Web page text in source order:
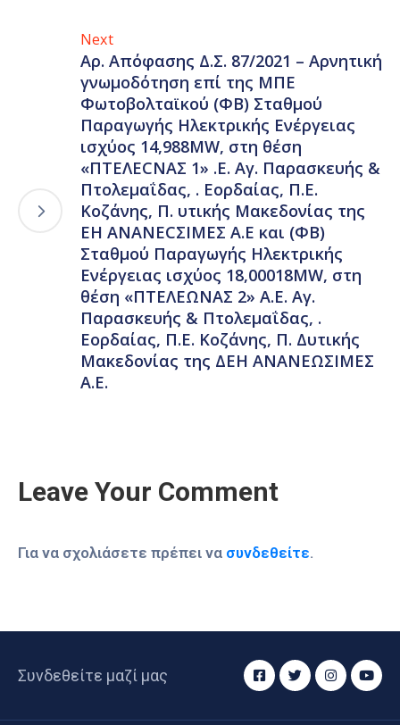
Next
Αρ. Απόφασης Δ.Σ. 87/2021 – Αρνητική
γνωμοδότηση επί της ΜΠΕ
Φωτοβολταϊκού (ΦΒ) Σταθμού
Παραγωγής Ηλεκτρικής Ενέργειας
ισχύος 14,988MW, στη θέση
«ΠΤΕΛΕCΝΑΣ 1» .Ε. Αγ. Παρασκευής &
Πτολεμαΐδας, . Εορδαίας, Π.Ε.
Κοζάνης, Π. υτικής Μακεδονίας της
ΕΗ ΑΝΑΝΕCΣΙΜΕΣ Α.Ε και (ΦΒ)
Σταθμού Παραγωγής Ηλεκτρικής
Ενέργειας ισχύος 18,00018MW, στη
θέση «ΠΤΕΛΕΩΝΑΣ 2» Α.Ε. Αγ.
Παρασκευής & Πτολεμαΐδας, .
Εορδαίας, Π.Ε. Κοζάνης, Π. Δυτικής
Μακεδονίας της ΔΕΗ ΑΝΑΝΕΩΣΙΜΕΣ
Α.Ε.
Leave Your Comment
Για να σχολιάσετε πρέπει να συνδεθείτε.
Συνδεθείτε μαζί μας